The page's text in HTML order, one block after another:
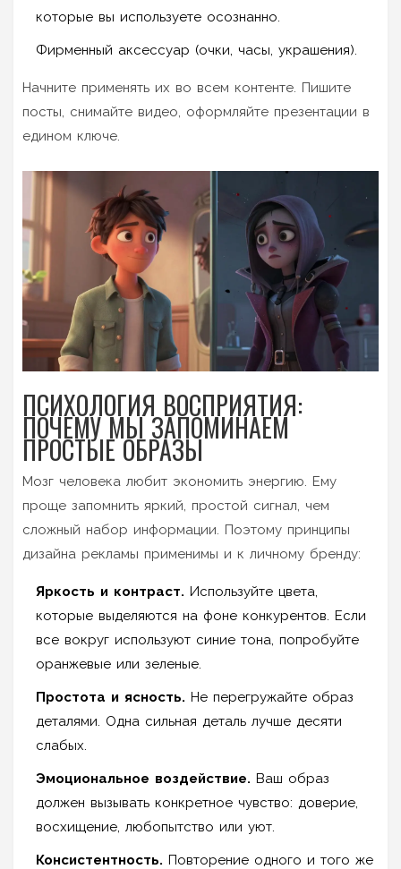
которые вы используете осознанно.
Фирменный аксессуар (очки, часы, украшения).
Начните применять их во всем контенте. Пишите
посты, снимайте видео, оформляйте презентации в
едином ключе.
ПСИХОЛОГИЯ ВОСПРИЯТИЯ:
ПОЧЕМУ МЫ ЗАПОМИНАЕМ
ПРОСТЫЕ ОБРАЗЫ
Мозг человека любит экономить энергию. Ему
проще запомнить яркий, простой сигнал, чем
сложный набор информации. Поэтому принципы
дизайна рекламы применимы и к личному бренду:
Яркость и контраст. Используйте цвета,
которые выделяются на фоне конкурентов. Если
все вокруг используют синие тона, попробуйте
оранжевые или зеленые.
Простота и ясность. Не перегружайте образ
деталями. Одна сильная деталь лучше десяти
слабых.
Эмоциональное воздействие. Ваш образ
должен вызывать конкретное чувство: доверие,
восхищение, любопытство или уют.
Консистентность. Повторение одного и того же